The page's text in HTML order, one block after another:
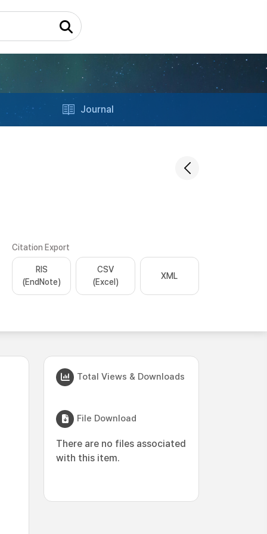
Journal
Citation Export
RIS
(EndNote)
CSV
(Excel)
XML
Total Views & Downloads
File Download
There are no files associated
with this item.